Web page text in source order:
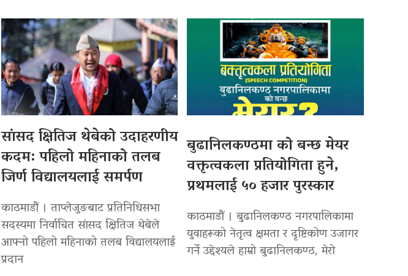
सांसद क्षितिज थेबेको उदाहरणीय
कदम: पहिलो महिनाको तलब
जिर्ण विद्यालयलाई समर्पण
काठमाडौं । ताप्लेजुङबाट प्रतिनिधिसभा
सदस्यमा निर्वाचित सांसद क्षितिज थेबेले
आफ्नो पहिलो महिनाको तलब विद्यालयलाई
प्रदान
बुढानिलकण्ठमा को बन्छ मेयर
वक्तृत्वकला प्रतियोगिता हुने,
प्रथमलाई ५० हजार पुरस्कार
काठमाडौं । बुढानिलकण्ठ नगरपालिकामा
युवाहरूको नेतृत्व क्षमता र दृष्टिकोण उजागर
गर्ने उद्देश्यले हाम्रो बुढानिलकण्ठ, मेरो